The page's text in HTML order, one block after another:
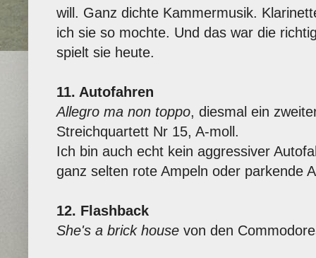
will. Ganz dichte Kammermusik.
ich sie so mochte. Und das war die
spielt sie heute.
11. Autofahren
Allegro ma non toppo, diesmal ein
Streichquartett Nr 15, A-moll.
Ich bin auch echt kein aggressiver
ganz selten rote Ampeln oder parkende
12. Flashback
She's a brick house von den